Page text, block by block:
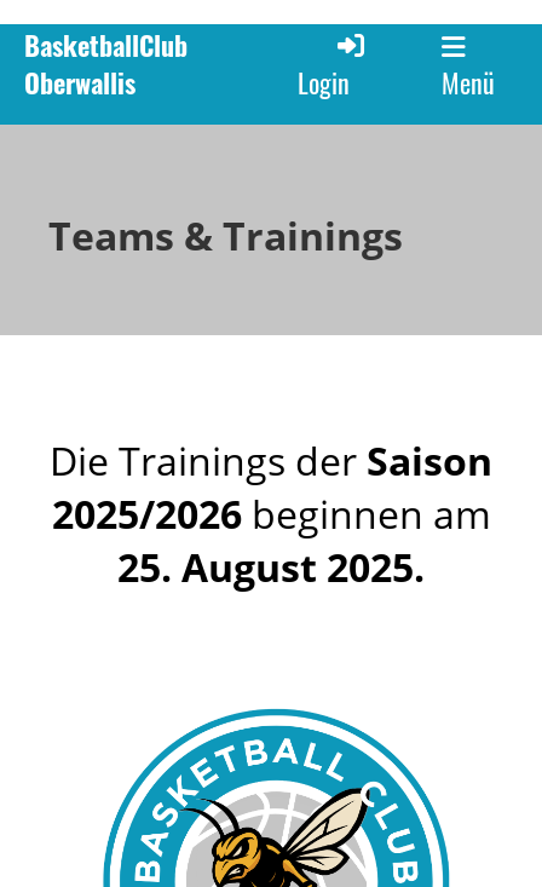
BasketballClub
Oberwallis
Login Menü
Teams & Trainings
Die Trainings der Saison
2025/2026 beginnen am
25. August 2025.